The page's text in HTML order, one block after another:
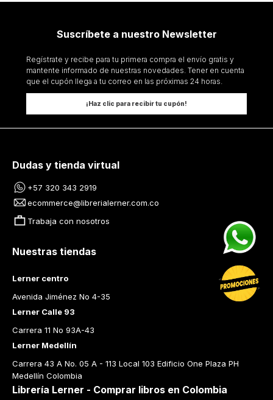
Suscríbete a nuestro Newsletter
Regístrate y recibe para tu primera compra el envío gratis y
mantente informado de nuestras novedades. Tener en cuenta
que el cupón llega a tu correo en las próximas 24 horas.
¡Haz clic para recibir tu cupón!
Dudas y tienda virtual
+57 320 343 2919
ecommerce@librerialerner.com.co
Trabaja con nosotros
Nuestras tiendas
Lerner centro
Avenida Jiménez No 4-35
Lerner Calle 93
Carrera 11 No 93A-43
Lerner Medellín
Carrera 43 A No. 05 A - 113 Local 103 Edificio One Plaza PH
Medellín Colombia
Librería Lerner - Comprar libros en Colombia